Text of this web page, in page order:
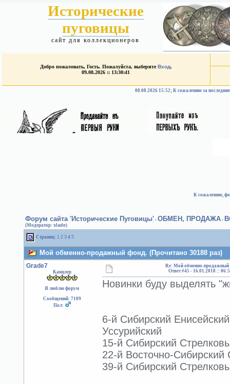
Исторические
пуговицы
сайт для коллекционеров
Добро пожаловать, Гость. Пожалуйста, выберитеВход.
09.08.2026 :: 13:30:41
08.08.2026 15:52; К сожалению за
К сожалению,
Форум сайта 'Исторические Пуговицы' › ОБМЕН, ПРОДАЖА ›
(Модератор: slade)
Страниц: 1 2 3 4 5
Мой обменно-продажный фонд. (Прочитано 30188 раз)
Grade7
Канцлер
Я люблю форум
Сообщений: 7109
Пол:
Re: Мой обменно-продажный
Ответ #45 - 16.01.2018 ::
Новинки буду выделять
6-й Сибирский
Уссурийский
15-й Сибирский
22-й Восточно-Сибирский
39-й Сибирский